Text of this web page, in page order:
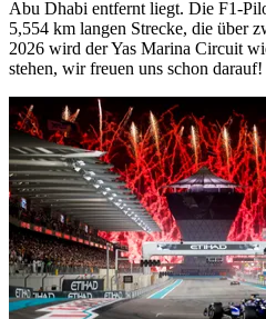
Abu Dhabi entfernt liegt. Die F1-
5,554 km langen Strecke, die über
2026 wird der Yas Marina Circuit
stehen, wir freuen uns schon darauf!